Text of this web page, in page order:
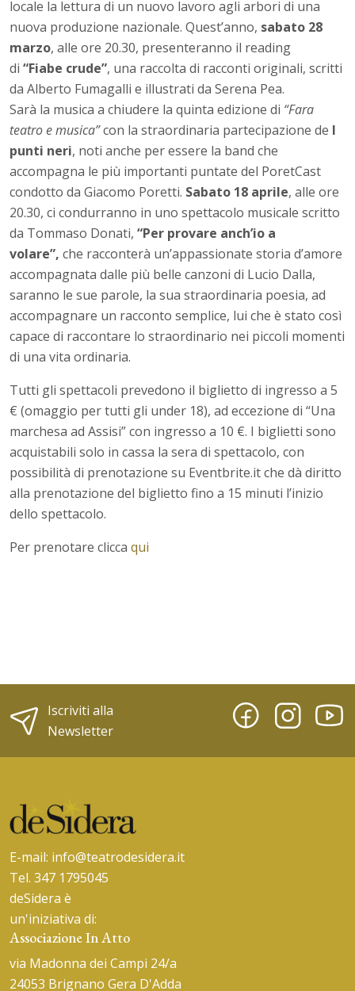
locale la lettura di un nuovo lavoro agli arbori di una
nuova produzione nazionale. Quest’anno, sabato 28
marzo, alle ore 20.30, presenteranno il reading
di “Fiabe crude”, una raccolta di racconti originali, scritti
da Alberto Fumagalli e illustrati da Serena Pea.
Sarà la musica a chiudere la quinta edizione di “Fara
teatro e musica”con la straordinaria partecipazione de I
punti neri, noti anche per essere la band che
accompagna le più importanti puntate del PoretCast
condotto da Giacomo Poretti. Sabato 18 aprile, alle ore
20.30, ci condurranno in uno spettacolo musicale scritto
da Tommaso Donati, “Per provare anch’io a
volare”, che racconterà un’appassionate storia d’amore
accompagnata dalle più belle canzoni di Lucio Dalla,
saranno le sue parole, la sua straordinaria poesia, ad
accompagnare un racconto semplice, lui che è stato così
capace di raccontare lo straordinario nei piccoli momenti
di una vita ordinaria.
Tutti gli spettacoli prevedono il biglietto di ingresso a 5
€ (omaggio per tutti gli under 18), ad eccezione di “Una
marchesa ad Assisi” con ingresso a 10 €. I biglietti sono
acquistabili solo in cassa la sera di spettacolo, con
possibilità di prenotazione su Eventbrite.it che dà diritto
alla prenotazione del biglietto fino a 15 minuti l’inizio
dello spettacolo.
Per prenotare clicca qui
Iscriviti alla
Newsletter
E-mail: info@teatrodesidera.it
Tel. 347 1795045
deSidera è
un'iniziativa di:
Associazione In Atto
via Madonna dei Campi 24/a
24053 Brignano Gera D'Adda